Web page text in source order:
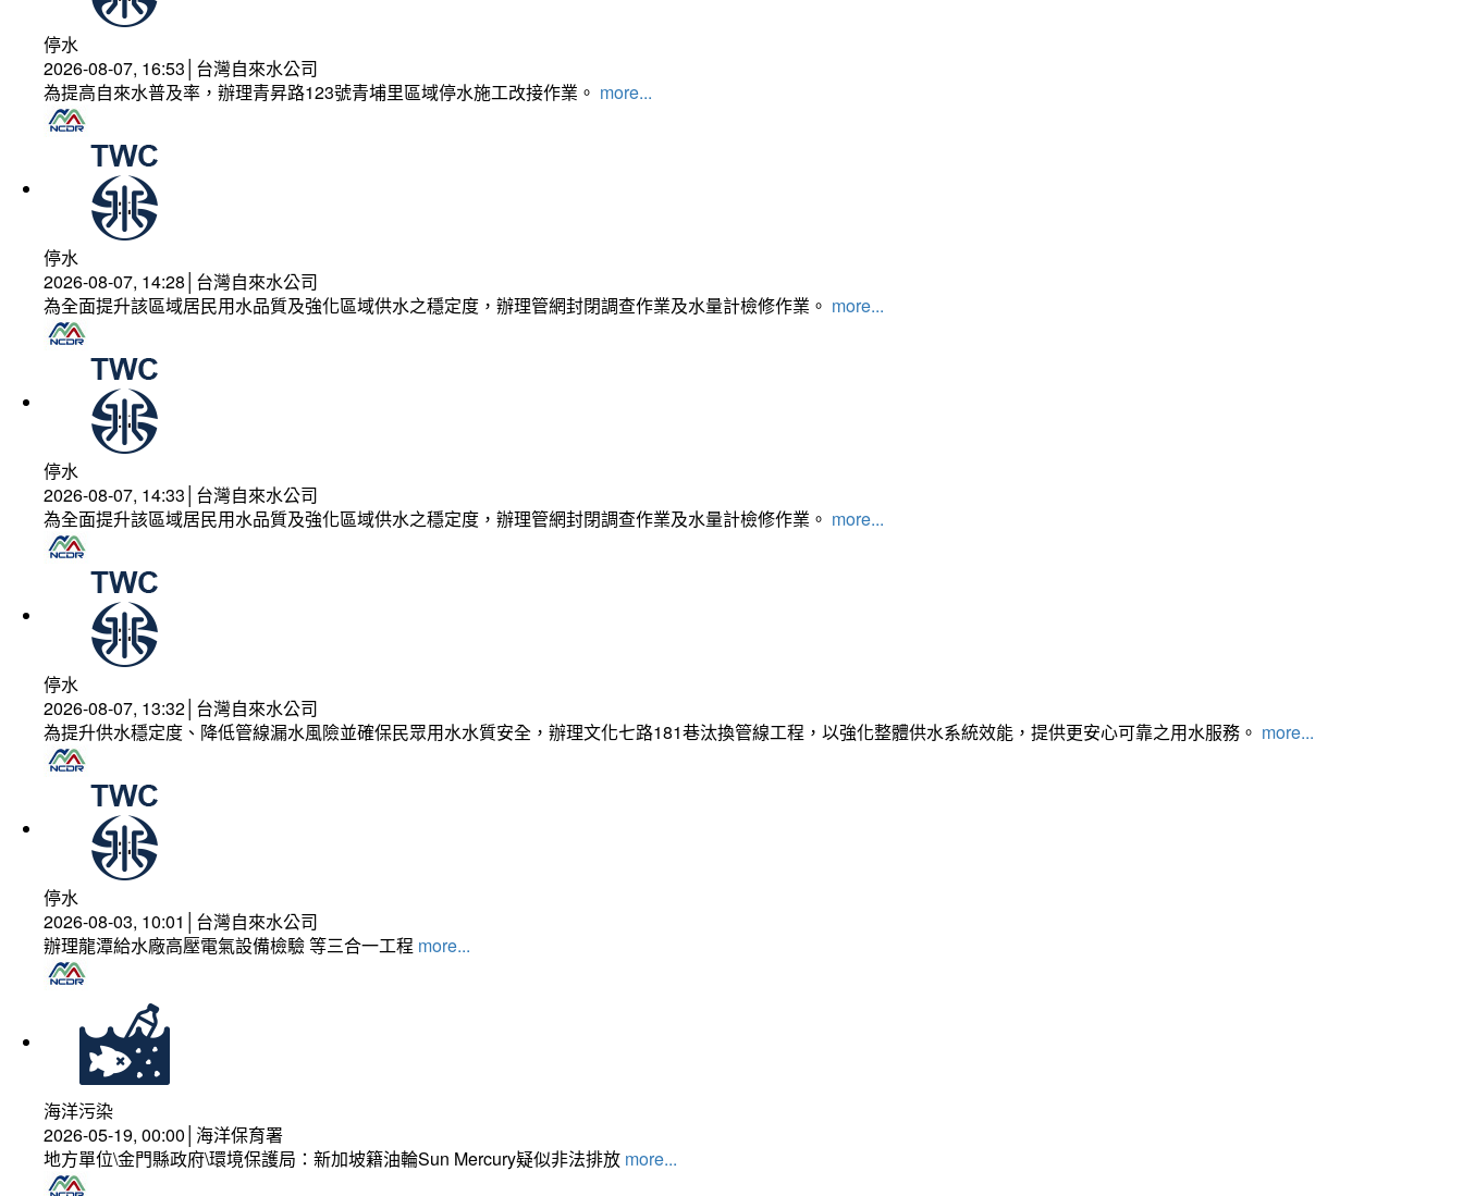
停水
2026-08-07, 16:53│台灣自來水公司
為提高自來水普及率，辦理青昇路123號青埔里區域停水施工改接作業。 more...
停水
2026-08-07, 14:28│台灣自來水公司
為全面提升該區域居民用水品質及強化區域供水之穩定度，辦理管網封閉調查作業及水量計檢修作業。 more...
停水
2026-08-07, 14:33│台灣自來水公司
為全面提升該區域居民用水品質及強化區域供水之穩定度，辦理管網封閉調查作業及水量計檢修作業。 more...
停水
2026-08-07, 13:32│台灣自來水公司
為提升供水穩定度、降低管線漏水風險並確保民眾用水水質安全，辦理文化七路181巷汰換管線工程，以強化整體供水系統效能，提供更安心可靠之用水服務。 more...
停水
2026-08-03, 10:01│台灣自來水公司
辦理龍潭給水廠高壓電氣設備檢驗 等三合一工程 more...
海洋污染
2026-05-19, 00:00│海洋保育署
地方單位\金門縣政府\環境保護局：新加坡籍油輪Sun Mercury疑似非法排放 more...